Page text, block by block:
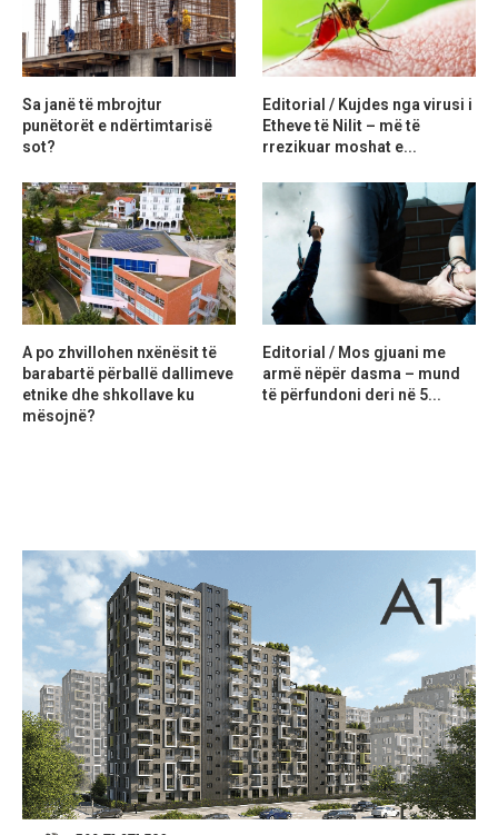
Sa janë të mbrojtur
punëtorët e ndërtimtarisë
sot?
Editorial / Kujdes nga virusi i
Etheve të Nilit – më të
rrezikuar moshat e...
A po zhvillohen nxënësit të
barabartë përballë dallimeve
etnike dhe shkollave ku
mësojnë?
Editorial / Mos gjuani me
armë nëpër dasma – mund
të përfundoni deri në 5...